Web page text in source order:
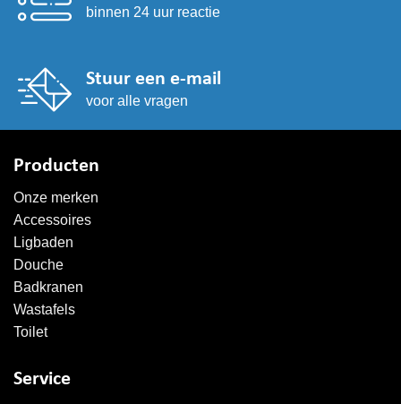
binnen 24 uur reactie
Stuur een e-mail
voor alle vragen
Producten
Onze merken
Accessoires
Ligbaden
Douche
Badkranen
Wastafels
Toilet
Service